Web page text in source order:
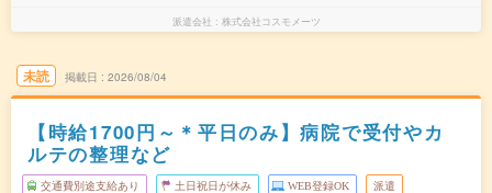
派遣会社 株式会社コスモメーツ
未読 掲載日 2026/08/04
【時給1700円～＊平日のみ】病院で受付やカ
ルテの整理など
交通費別途支給あり 土日祝日が休み WEB登録OK 派遣